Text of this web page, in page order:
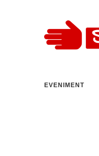
EVENIMENT